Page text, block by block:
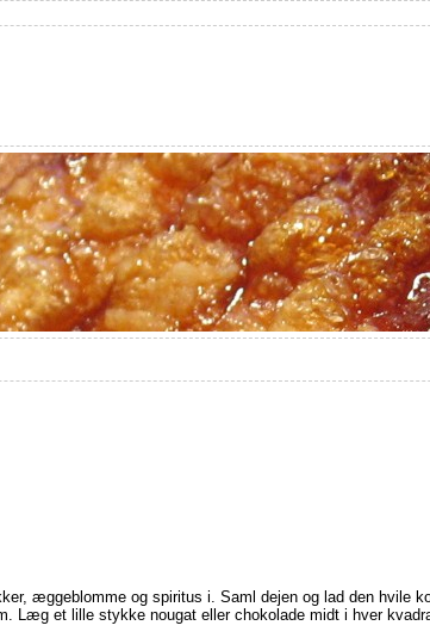
æggeblomme og spiritus i. Saml dejen og lad den hvile
Læg et lille stykke nougat eller chokolade midt i hver